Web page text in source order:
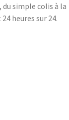
du simple colis à la
heures sur 24.